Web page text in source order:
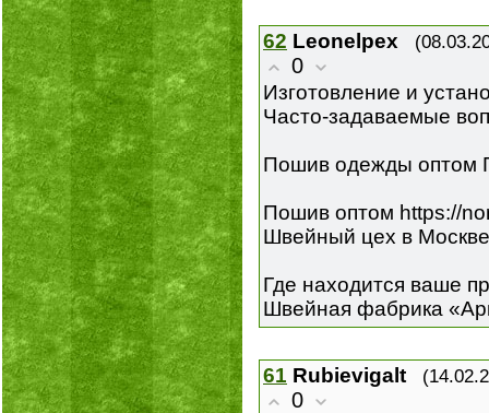
62 Leonelpex
0
Изготовление и
Часто-задаваемые
Пошив одежды
Пошив оптом https://
Швейный цех в
Где находится ваше
Швейная фабрика
61 Rubievigalt
0